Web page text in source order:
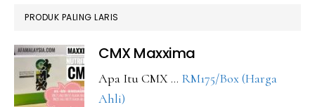
PRODUK PALING LARIS
CMX Maxxima
Apa Itu CMX … RM175/Box (Harga
Ahli)